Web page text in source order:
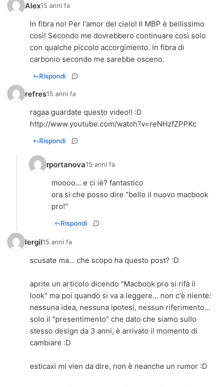
Alex15 anni fa
In fibra no! Per l'amor del cielo! Il MBP è bellissimo
così! Secondo me dovrebbero continuare così solo
con qualche piccolo accorgimento. In fibra di
carbonio secondo me sarebbe osceno.
Rispondi
refres15 anni fa
ragaa guardate questo video!! :D
http://www.youtube.com/watch?v=reNHzfZPPKc
Rispondi
rportanova15 anni fa
moooo... e ci iè? fantastico
ora si che posso dire "bello il nuovo macbook
pro!"
Rispondi
lergil15 anni fa
scusate ma... che scopo ha questo post? :D
aprite un articolo dicendo "Macbook pro si rifà il
look" ma poi quando si va a leggere... non c'è niente:
nessuna idea, nessuna ipotesi, nessun riferimento...
solo il "presentimento" che dato che siamo sullo
stesso design da 3 anni, è arrivato il momento di
cambiare :D
esticaxi mi vien da dire, non è neanche un rumor :D